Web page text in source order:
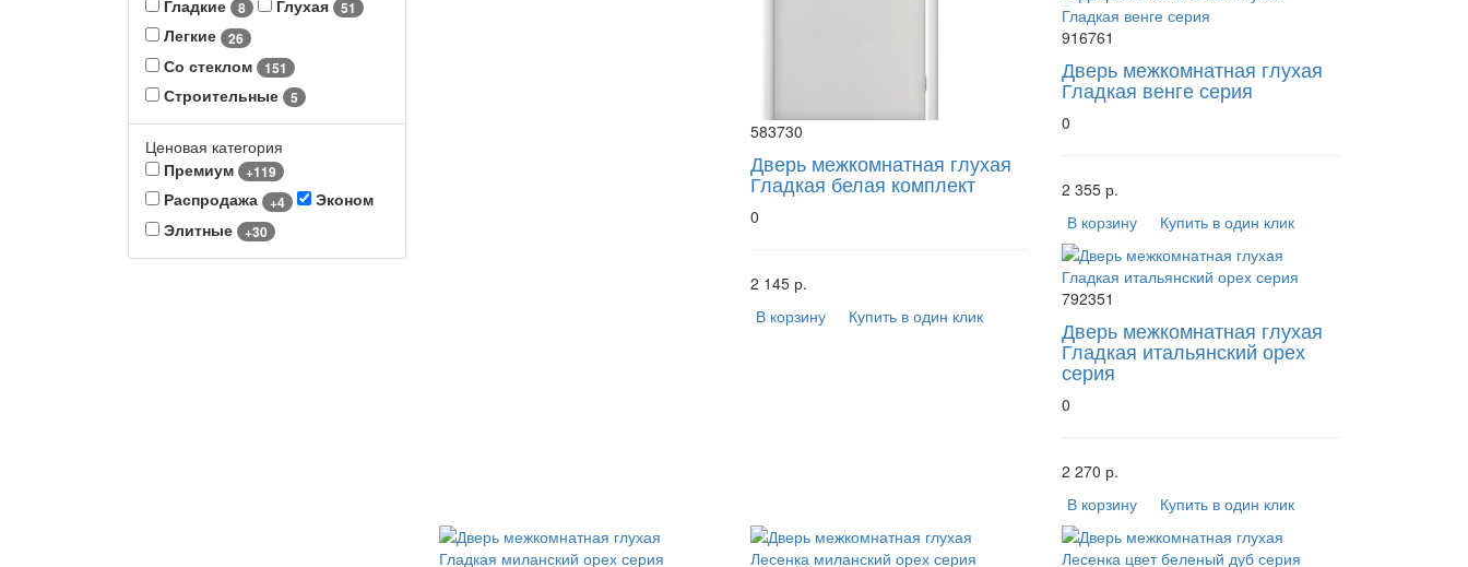
Гладкие
8 Глухая 51
Легкие 26
Со стеклом 151
Строительные 5
Ценовая категория
Премиум
+119
Распродажа +4
Эконом
Элитные
+30
583730
Дверь межкомнатная глухая
Гладкая белая комплект
0
2 145 р.
В корзину
Купить в один клик
916761
Дверь межкомнатная глухая
Гладкая венге серия
0
2 355 р.
В корзину
Купить в один клик
792351
Дверь межкомнатная глухая
Гладкая итальянский орех
серия
0
2 270 р.
В корзину
Купить в один клик